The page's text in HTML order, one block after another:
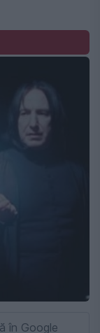
în Google